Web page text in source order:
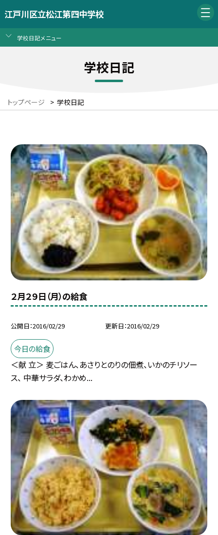
江戸川区立松江第四中学校
学校日記メニュー
学校日記
トップページ > 学校日記
２月２９日（月）の給食
公開日 2016/02/29 更新日 2016/02/29
今日の給食
＜献 立＞ 麦ごはん、あさりとのりの佃煮、いかのチリソー
ス、 中華サラダ、わかめ...